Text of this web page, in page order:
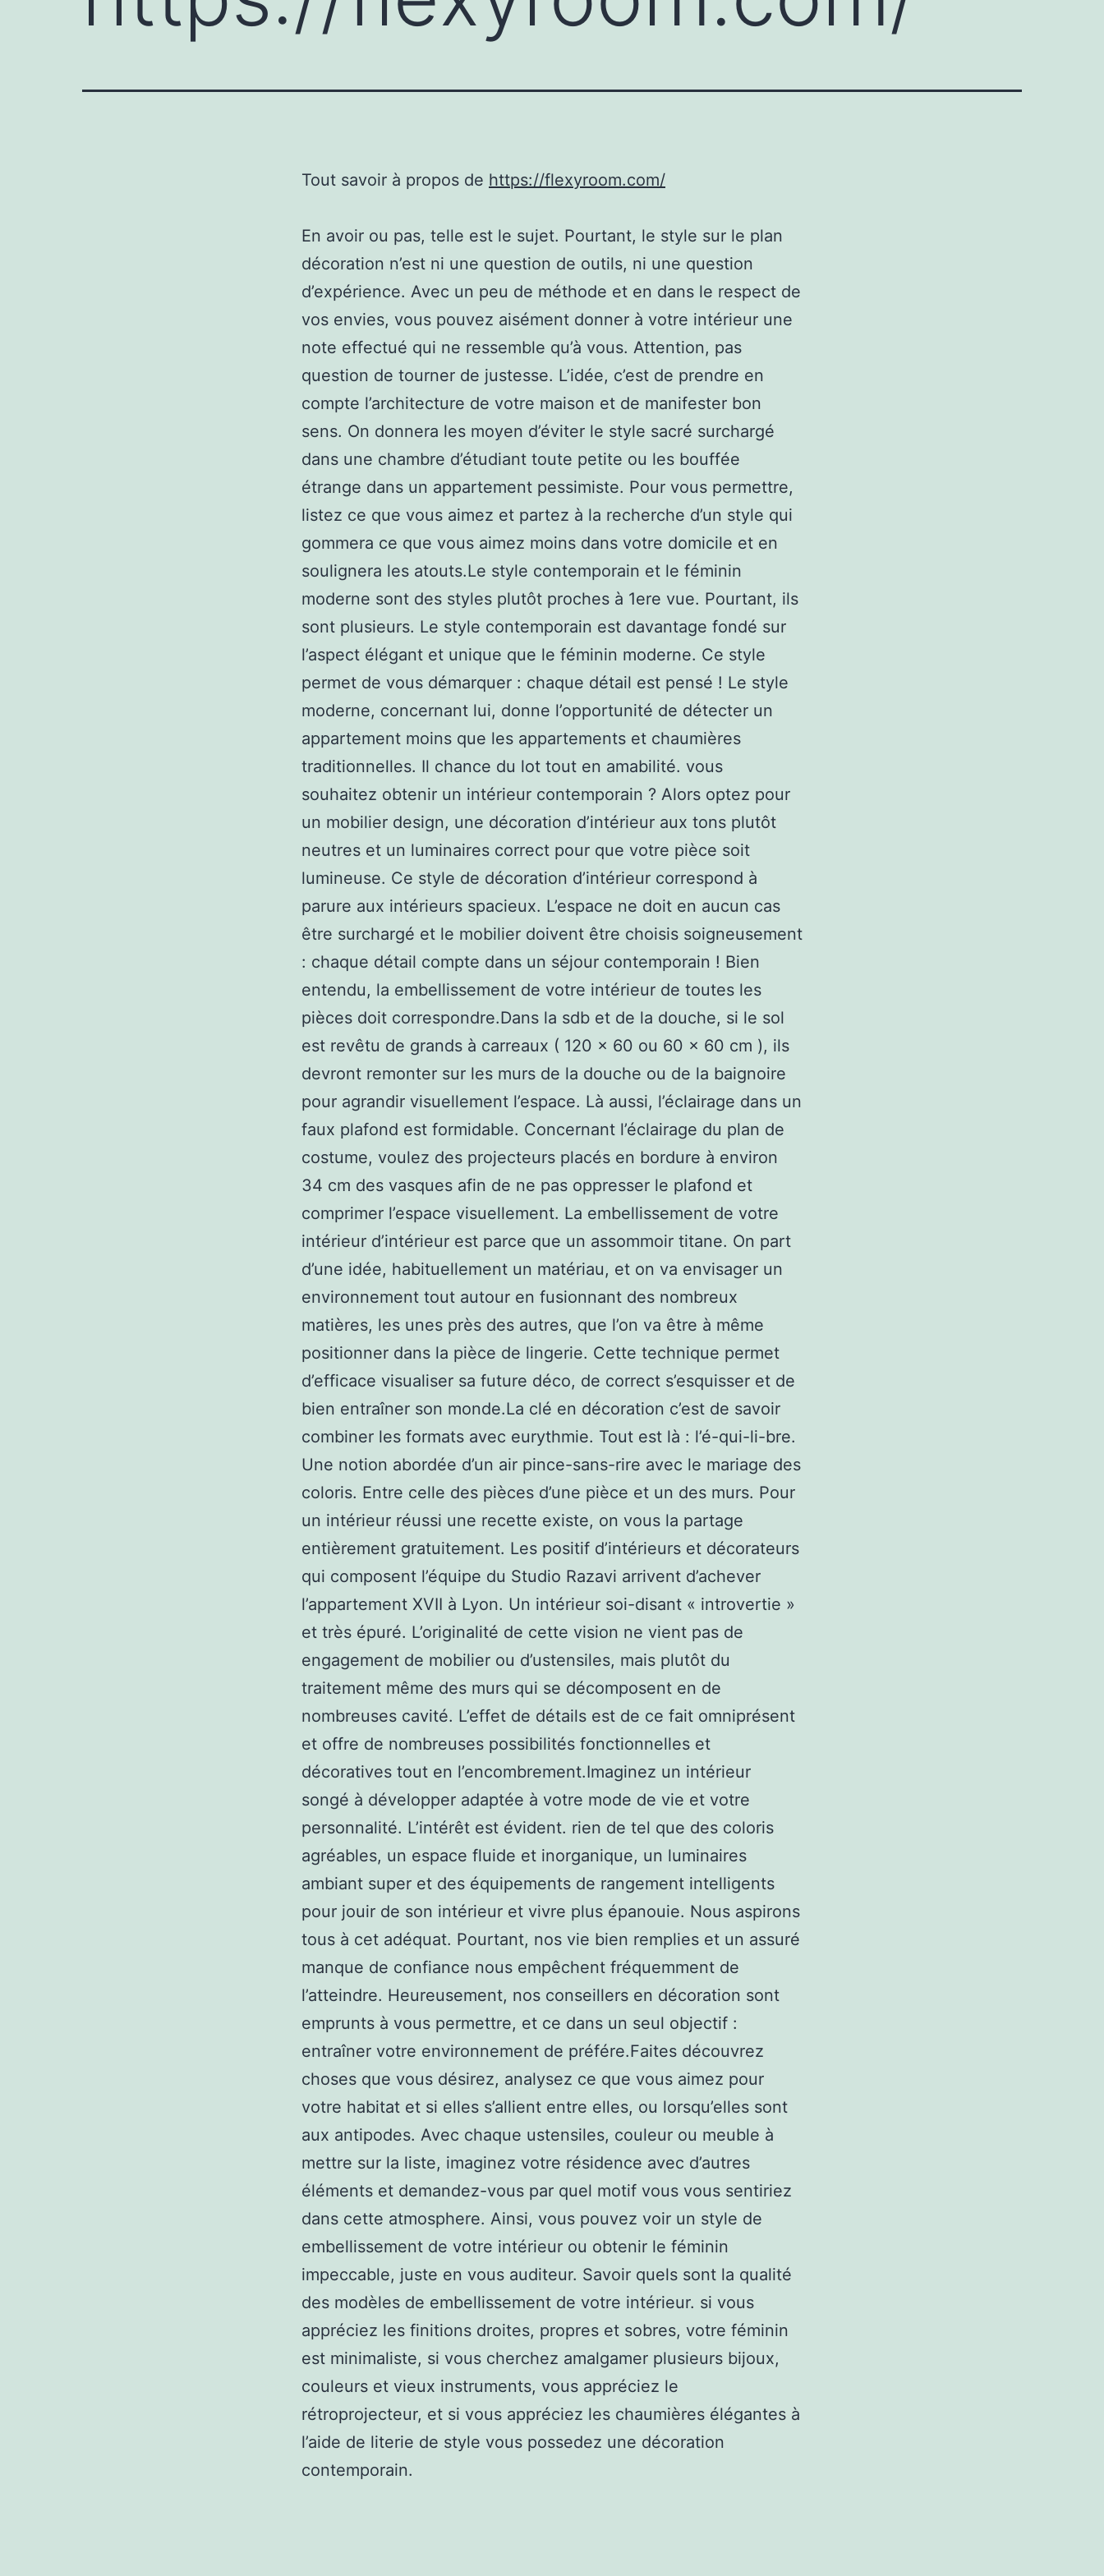
Tout savoir à propos de https://flexyroom.com/
En avoir ou pas, telle est le sujet. Pourtant, le style sur le plan
décoration n’est ni une question de outils, ni une question
d’expérience. Avec un peu de méthode et en dans le respect de
vos envies, vous pouvez aisément donner à votre intérieur une
note effectué qui ne ressemble qu’à vous. Attention, pas
question de tourner de justesse. L’idée, c’est de prendre en
compte l’architecture de votre maison et de manifester bon
sens. On donnera les moyen d’éviter le style sacré surchargé
dans une chambre d’étudiant toute petite ou les bouffée
étrange dans un appartement pessimiste. Pour vous permettre,
listez ce que vous aimez et partez à la recherche d’un style qui
gommera ce que vous aimez moins dans votre domicile et en
soulignera les atouts.Le style contemporain et le féminin
moderne sont des styles plutôt proches à 1ere vue. Pourtant, ils
sont plusieurs. Le style contemporain est davantage fondé sur
l’aspect élégant et unique que le féminin moderne. Ce style
permet de vous démarquer : chaque détail est pensé ! Le style
moderne, concernant lui, donne l’opportunité de détecter un
appartement moins que les appartements et chaumières
traditionnelles. Il chance du lot tout en amabilité. vous
souhaitez obtenir un intérieur contemporain ? Alors optez pour
un mobilier design, une décoration d’intérieur aux tons plutôt
neutres et un luminaires correct pour que votre pièce soit
lumineuse. Ce style de décoration d’intérieur correspond à
parure aux intérieurs spacieux. L’espace ne doit en aucun cas
être surchargé et le mobilier doivent être choisis soigneusement
: chaque détail compte dans un séjour contemporain ! Bien
entendu, la embellissement de votre intérieur de toutes les
pièces doit correspondre.Dans la sdb et de la douche, si le sol
est revêtu de grands à carreaux ( 120 x 60 ou 60 x 60 cm ), ils
devront remonter sur les murs de la douche ou de la baignoire
pour agrandir visuellement l’espace. Là aussi, l’éclairage dans un
faux plafond est formidable. Concernant l’éclairage du plan de
costume, voulez des projecteurs placés en bordure à environ
34 cm des vasques afin de ne pas oppresser le plafond et
comprimer l’espace visuellement. La embellissement de votre
intérieur d’intérieur est parce que un assommoir titane. On part
d’une idée, habituellement un matériau, et on va envisager un
environnement tout autour en fusionnant des nombreux
matières, les unes près des autres, que l’on va être à même
positionner dans la pièce de lingerie. Cette technique permet
d’efficace visualiser sa future déco, de correct s’esquisser et de
bien entraîner son monde.La clé en décoration c’est de savoir
combiner les formats avec eurythmie. Tout est là : l’é-qui-li-bre.
Une notion abordée d’un air pince-sans-rire avec le mariage des
coloris. Entre celle des pièces d’une pièce et un des murs. Pour
un intérieur réussi une recette existe, on vous la partage
entièrement gratuitement. Les positif d’intérieurs et décorateurs
qui composent l’équipe du Studio Razavi arrivent d’achever
l’appartement XVII à Lyon. Un intérieur soi-disant « introvertie »
et très épuré. L’originalité de cette vision ne vient pas de
engagement de mobilier ou d’ustensiles, mais plutôt du
traitement même des murs qui se décomposent en de
nombreuses cavité. L’effet de détails est de ce fait omniprésent
et offre de nombreuses possibilités fonctionnelles et
décoratives tout en l’encombrement.Imaginez un intérieur
songé à développer adaptée à votre mode de vie et votre
personnalité. L’intérêt est évident. rien de tel que des coloris
agréables, un espace fluide et inorganique, un luminaires
ambiant super et des équipements de rangement intelligents
pour jouir de son intérieur et vivre plus épanouie. Nous aspirons
tous à cet adéquat. Pourtant, nos vie bien remplies et un assuré
manque de confiance nous empêchent fréquemment de
l’atteindre. Heureusement, nos conseillers en décoration sont
emprunts à vous permettre, et ce dans un seul objectif :
entraîner votre environnement de préfére.Faites découvrez
choses que vous désirez, analysez ce que vous aimez pour
votre habitat et si elles s’allient entre elles, ou lorsqu’elles sont
aux antipodes. Avec chaque ustensiles, couleur ou meuble à
mettre sur la liste, imaginez votre résidence avec d’autres
éléments et demandez-vous par quel motif vous vous sentiriez
dans cette atmosphere. Ainsi, vous pouvez voir un style de
embellissement de votre intérieur ou obtenir le féminin
impeccable, juste en vous auditeur. Savoir quels sont la qualité
des modèles de embellissement de votre intérieur. si vous
appréciez les finitions droites, propres et sobres, votre féminin
est minimaliste, si vous cherchez amalgamer plusieurs bijoux,
couleurs et vieux instruments, vous appréciez le
rétroprojecteur, et si vous appréciez les chaumières élégantes à
l’aide de literie de style vous possedez une décoration
contemporain.